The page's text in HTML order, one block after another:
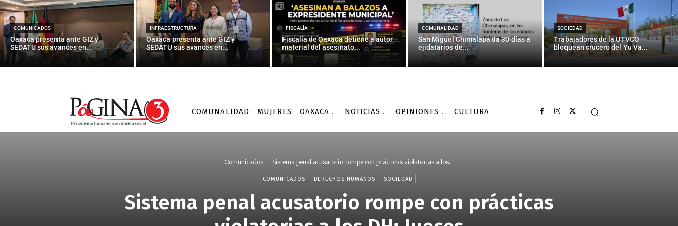
COMUNICADOS
Oaxaca presenta ante GIZ y
SEDATU sus avances en...
INFRAESTRUCTURA
Oaxaca presenta ante GIZ y
SEDATU sus avances en...
FISCALÍA
Fiscalía de Oaxaca detiene a autor
material del asesinato...
COMUNALIDAD
San Miguel Chimalapa da 30 días a
ejidatarios de...
SOCIEDAD
Trabajadores de la UTVCO
bloquean crucero del Yu Va...
COMUNALIDAD MUJERES OAXACA NOTICIAS OPINIONES CULTURA
Comunicados Sistema penal acusatorio rompe con prácticas violatorias a los...
COMUNICADOS DERECHOS HUMANOS SOCIEDAD
Sistema penal acusatorio rompe con prácticas